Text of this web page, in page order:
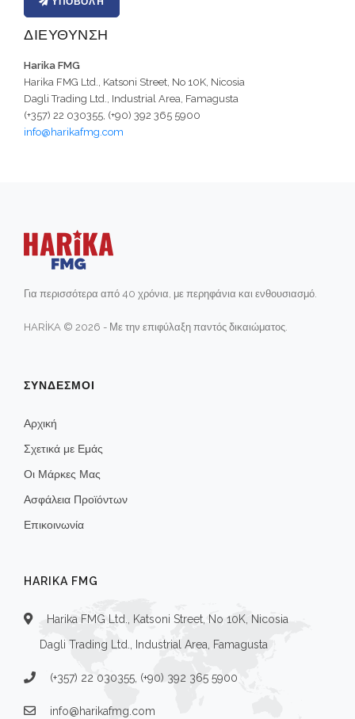
ΔΙΕΥΘΥΝΣΗ
Harika FMG
Harika FMG Ltd., Katsoni Street, No 10K, Nicosia
Dagli Trading Ltd., Industrial Area, Famagusta
(+357) 22 030355, (+90) 392 365 5900
info@harikafmg.com
Για περισσότερα από 40 χρόνια, με περηφάνια και ενθουσιασμό.
HARİKA © 2026 - Με την επιφύλαξη παντός δικαιώματος.
ΣΥΝΔΕΣΜΟΙ
Αρχική
Σχετικά με Εμάς
Οι Μάρκες Μας
Ασφάλεια Προϊόντων
Επικοινωνία
HARIKA FMG
Harika FMG Ltd., Katsoni Street, No 10K, Nicosia
Dagli Trading Ltd., Industrial Area, Famagusta
(+357) 22 030355, (+90) 392 365 5900
info@harikafmg.com